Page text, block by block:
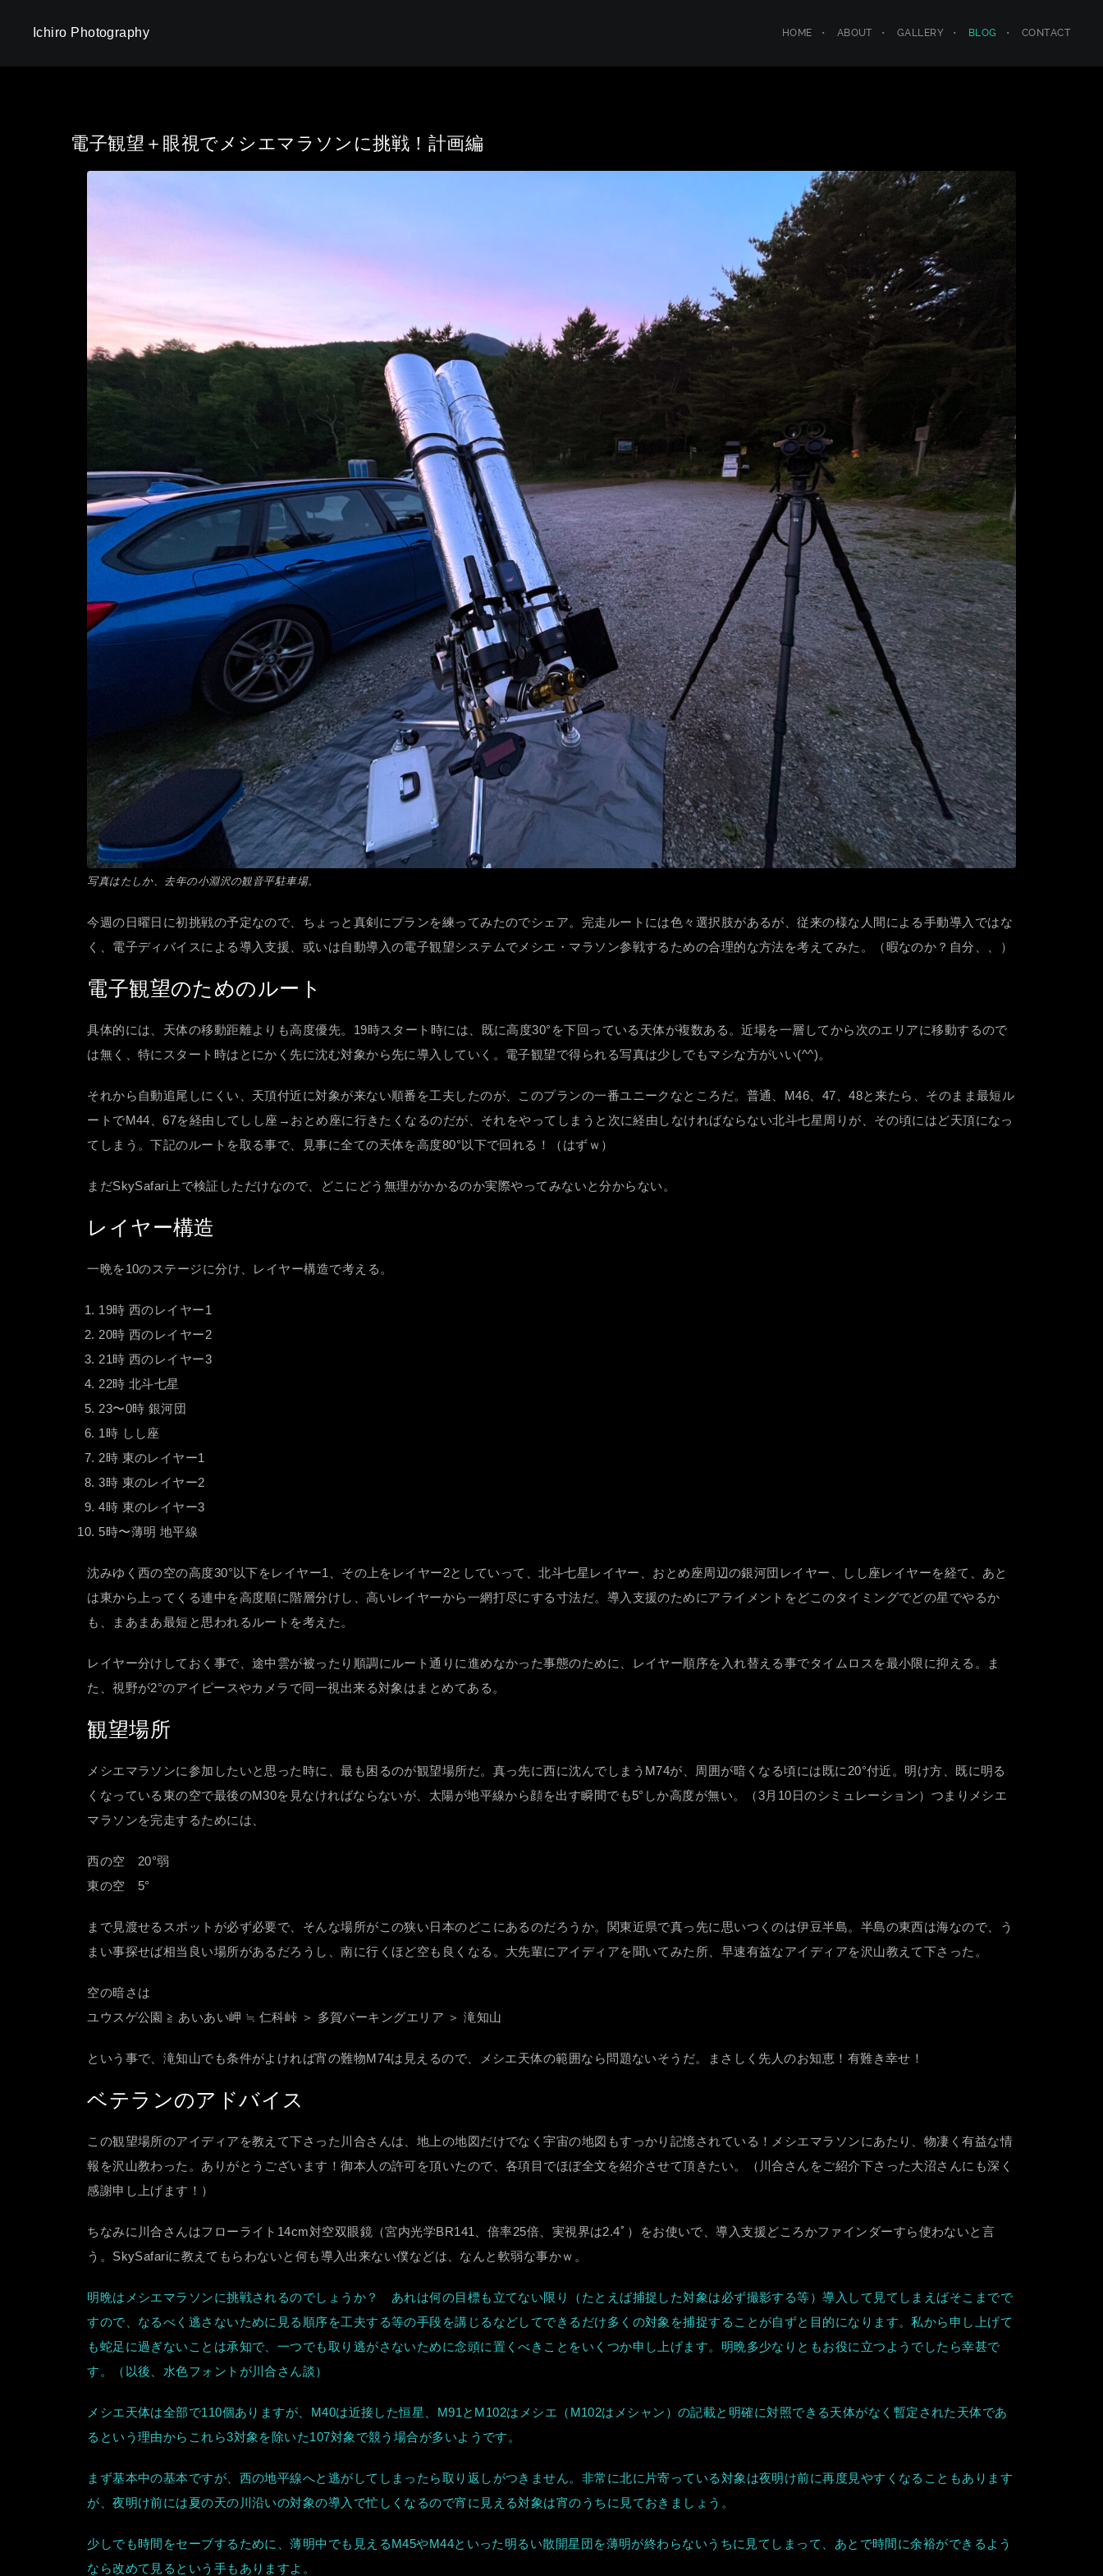
Ichiro Photography HOME ABOUT GALLERY BLOG CONTACT
電子観望＋眼視でメシエマラソンに挑戦！計画編
写真はたしか、去年の小淵沢の観音平駐車場。
今週の日曜日に初挑戦の予定なので、ちょっと真剣にプランを練ってみたのでシェア。完走ルートには色々選択肢があるが、従来の様な人間による手動導入ではな
く、電子ディバイスによる導入支援、或いは自動導入の電子観望システムでメシエ・マラソン参戦するための合理的な方法を考えてみた。（暇なのか？自分、、）
電子観望のためのルート
具体的には、天体の移動距離よりも高度優先。19時スタート時には、既に高度30°を下回っている天体が複数ある。近場を一層してから次のエリアに移動するので
は無く、特にスタート時はとにかく先に沈む対象から先に導入していく。電子観望で得られる写真は少しでもマシな方がいい(^^)。
それから自動追尾しにくい、天頂付近に対象が来ない順番を工夫したのが、このプランの一番ユニークなところだ。普通、M46、47、48と来たら、そのまま最短ル
ートでM44、67を経由してしし座→おとめ座に行きたくなるのだが、それをやってしまうと次に経由しなければならない北斗七星周りが、その頃にはど天頂になっ
てしまう。下記のルートを取る事で、見事に全ての天体を高度80°以下で回れる！（はずｗ）
まだSkySafari上で検証しただけなので、どこにどう無理がかかるのか実際やってみないと分からない。
レイヤー構造
一晩を10のステージに分け、レイヤー構造で考える。
19時 西のレイヤー1
20時 西のレイヤー2
21時 西のレイヤー3
22時 北斗七星
23〜0時 銀河団
1時 しし座
2時 東のレイヤー1
3時 東のレイヤー2
4時 東のレイヤー3
5時〜薄明 地平線
沈みゆく西の空の高度30°以下をレイヤー1、その上をレイヤー2としていって、北斗七星レイヤー、おとめ座周辺の銀河団レイヤー、しし座レイヤーを経て、あと
は東から上ってくる連中を高度順に階層分けし、高いレイヤーから一網打尽にする寸法だ。導入支援のためにアライメントをどこのタイミングでどの星でやるか
も、まあまあ最短と思われるルートを考えた。
レイヤー分けしておく事で、途中雲が被ったり順調にルート通りに進めなかった事態のために、レイヤー順序を入れ替える事でタイムロスを最小限に抑える。ま
た、視野が2°のアイピースやカメラで同一視出来る対象はまとめてある。
観望場所
メシエマラソンに参加したいと思った時に、最も困るのが観望場所だ。真っ先に西に沈んでしまうM74が、周囲が暗くなる頃には既に20°付近。明け方、既に明る
くなっている東の空で最後のM30を見なければならないが、太陽が地平線から顔を出す瞬間でも5°しか高度が無い。（3月10日のシミュレーション）つまりメシエ
マラソンを完走するためには、
西の空 20°弱
東の空 5°
まで見渡せるスポットが必ず必要で、そんな場所がこの狭い日本のどこにあるのだろうか。関東近県で真っ先に思いつくのは伊豆半島。半島の東西は海なので、う
まい事探せば相当良い場所があるだろうし、南に行くほど空も良くなる。大先輩にアイディアを聞いてみた所、早速有益なアイディアを沢山教えて下さった。
空の暗さは
ユウスゲ公園 ≧ あいあい岬 ≒ 仁科峠 ＞ 多賀パーキングエリア ＞ 滝知山
という事で、滝知山でも条件がよければ宵の難物M74は見えるので、メシエ天体の範囲なら問題ないそうだ。まさしく先人のお知恵！有難き幸せ！
ベテランのアドバイス
この観望場所のアイディアを教えて下さった川合さんは、地上の地図だけでなく宇宙の地図もすっかり記憶されている！メシエマラソンにあたり、物凄く有益な情
報を沢山教わった。ありがとうございます！御本人の許可を頂いたので、各項目でほぼ全文を紹介させて頂きたい。（川合さんをご紹介下さった大沼さんにも深く
感謝申し上げます！）
ちなみに川合さんはフローライト14cm対空双眼鏡（宮内光学BR141、倍率25倍、実視界は2.4ﾟ）をお使いで、導入支援どころかファインダーすら使わないと言
う。SkySafariに教えてもらわないと何も導入出来ない僕などは、なんと軟弱な事かｗ。
明晩はメシエマラソンに挑戦されるのでしょうか？ あれは何の目標も立てない限り（たとえば捕捉した対象は必ず撮影する等）導入して見てしまえばそこまでで
すので、なるべく逃さないために見る順序を工夫する等の手段を講じるなどしてできるだけ多くの対象を捕捉することが自ずと目的になります。私から申し上げて
も蛇足に過ぎないことは承知で、一つでも取り逃がさないために念頭に置くべきことをいくつか申し上げます。明晩多少なりともお役に立つようでしたら幸甚で
す。（以後、水色フォントが川合さん談）
メシエ天体は全部で110個ありますが、M40は近接した恒星、M91とM102はメシエ（M102はメシャン）の記載と明確に対照できる天体がなく暫定された天体であ
るという理由からこれら3対象を除いた107対象で競う場合が多いようです。
まず基本中の基本ですが、西の地平線へと逃がしてしまったら取り返しがつきません。非常に北に片寄っている対象は夜明け前に再度見やすくなることもあります
が、夜明け前には夏の天の川沿いの対象の導入で忙しくなるので宵に見える対象は宵のうちに見ておきましょう。
少しでも時間をセーブするために、薄明中でも見えるM45やM44といった明るい散開星団を薄明が終わらないうちに見てしまって、あとで時間に余裕ができるよう
なら改めて見るという手もありますよ。